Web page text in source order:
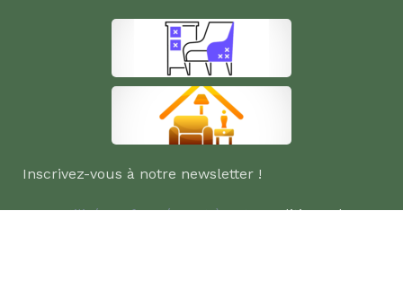
Inscrivez-vous à notre newsletter !
Sera utilisé conformément à notrepolitique de